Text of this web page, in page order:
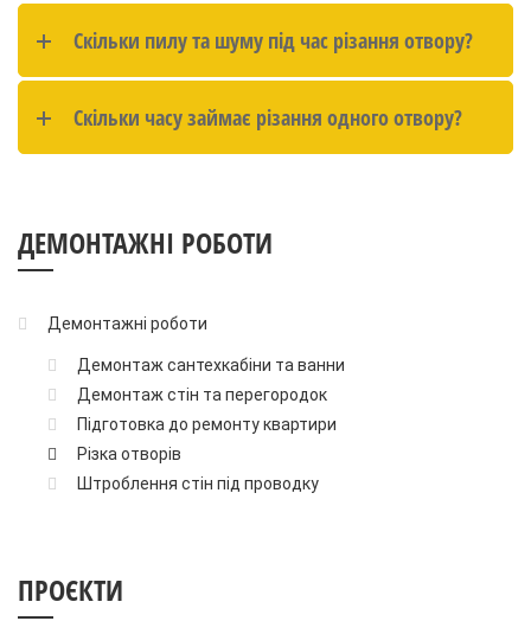
Скільки пилу та шуму під час різання отвору?
Скільки часу займає різання одного отвору?
ДЕМОНТАЖНІ РОБОТИ
Демонтажні роботи
Демонтаж сантехкабіни та ванни
Демонтаж стін та перегородок
Підготовка до ремонту квартири
Різка отворів
Штроблення стін під проводку
ПРОЄКТИ